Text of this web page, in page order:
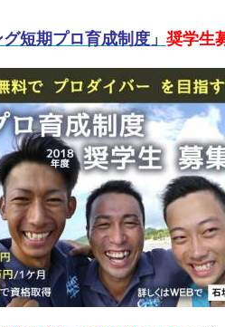
グ短期プロ育成制度」 奨学生